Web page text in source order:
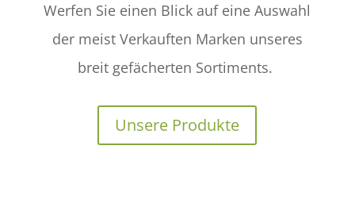
Werfen Sie einen Blick auf eine Auswahl
der meist Verkauften Marken unseres
breit gefächerten Sortiments.
Unsere Produkte